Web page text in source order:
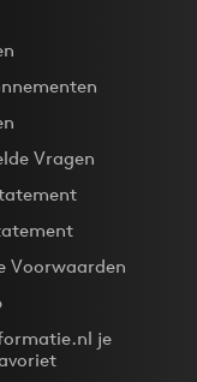
Vragen
Voorwaarden
je